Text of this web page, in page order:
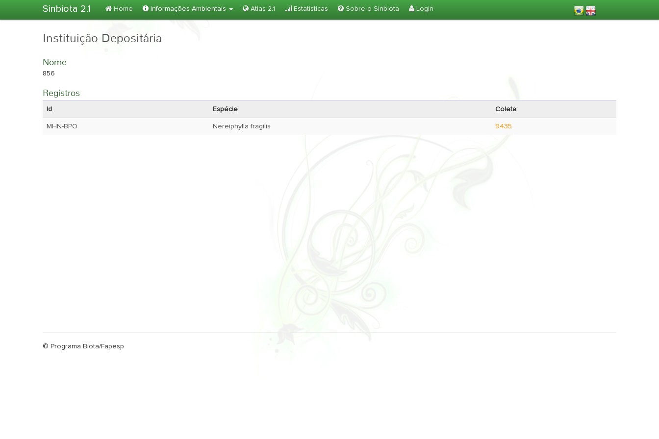
Sinbiota 2.1 Home Informações Ambientais Atlas 2.1 Estatísticas Sobre o Sinbiota Login
Instituição Depositária
Nome
856
Registros
Id Espécie Coleta
MHN-BPO Nereiphylla fragilis 9435
© Programa Biota/Fapesp